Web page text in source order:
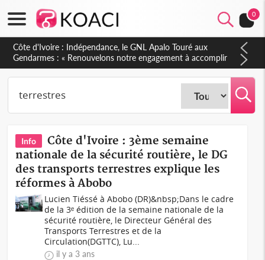
0
Sierra Leone : Un projet de réforme constitutionnelle en
gestation, points clés des amendements, un exclu d'avance
Info
Côte d'Ivoire : 3ème semaine
nationale de la sécurité routière, le DG
des transports terrestres explique les
réformes à Abobo
Lucien Tiéssé à Abobo (DR)&nbsp;Dans le cadre
de la 3ᵉ édition de la semaine nationale de la
sécurité routière, le Directeur Général des
Transports Terrestres et de la
Circulation(DGTTC), Lu...
il y a 3 ans